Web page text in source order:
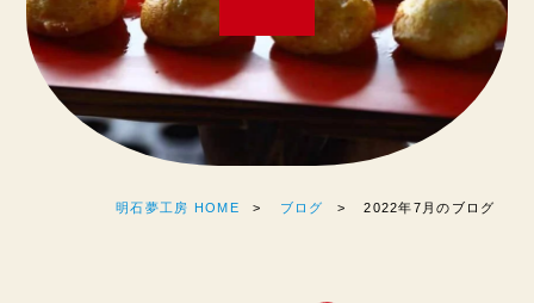
明石夢工房 HOME ブログ 2022年7月のブログ